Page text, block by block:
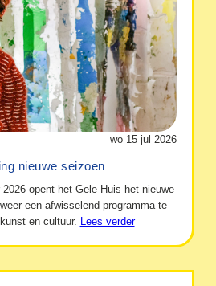
wo 15 jul 2026
nieuwe seizoen
opent het Gele Huis het nieuwe
een afwisselend programma te
en cultuur. Lees verder